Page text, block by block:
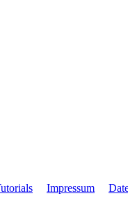
Impressum